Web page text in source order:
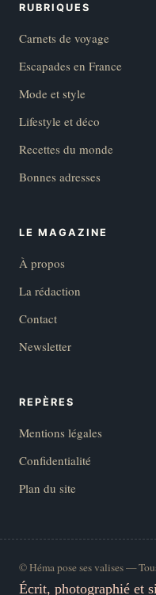
RUBRIQUES
Carnets de voyage
Escapades en France
Mode et style
Lifestyle et déco
Recettes du monde
Bonnes adresses
LE MAGAZINE
À propos
La rédaction
Contact
Newsletter
REPÈRES
Mentions légales
Confidentialité
Plan du site
© Héma pose ses valises —
Écrit, photographié et